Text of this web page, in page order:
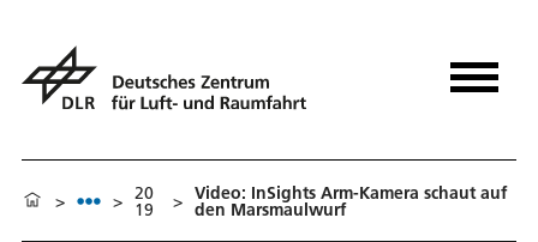
> > 20
19 > Video: InSights Arm-Kamera schaut auf
den Marsmaulwurf